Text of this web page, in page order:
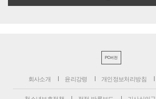
PC버전
회사소개 윤리강령 개인정보처리방침